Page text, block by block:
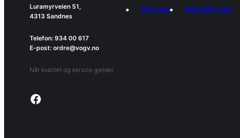
Luramyrveien 51,
4313 Sandnes
Telefon: 934 00 617
E-post: ordre@vogv.no
Når kvalitet og service gjelder.
Link to facebook page
Om oss Kontakt oss